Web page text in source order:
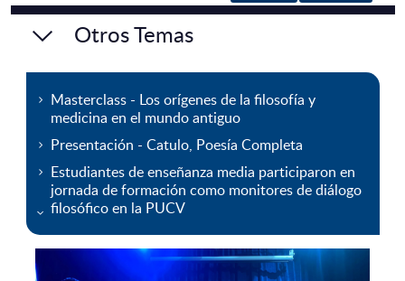
Otros Temas
Masterclass - Los orígenes de la filosofía y
medicina en el mundo antiguo
Presentación - Catulo, Poesía Completa
Estudiantes de enseñanza media participaron en
jornada de formación como monitores de diálogo
filosófico en la PUCV